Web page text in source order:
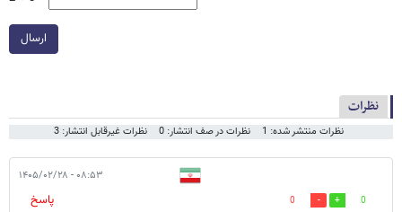
ارسال
نظرات
نظرات منتشر شده: 1 نظرات در صف انتشار: 0 نظرات غیرقابل انتشار: 3
۰۸:۵۳ - ۱۴۰۵/۰۲/۲۸
0
0
پاسخ